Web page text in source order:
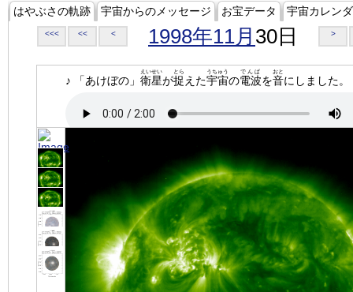
はやぶさの軌跡 宇宙からのメッセージ お宝データ 宇宙カレン
<<< << < 1998年11月 30日 >
♪ 「あけぼの」 衛星
えいせい
が捉
とら
えた宇宙
うちゅう
の電波
でんぱ
を音
おと
にしました。